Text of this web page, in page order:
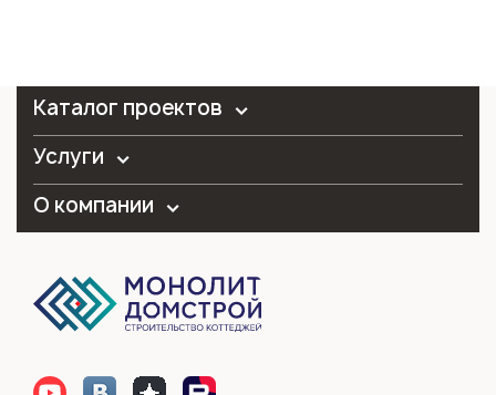
Каталог проектов
Услуги
О компании